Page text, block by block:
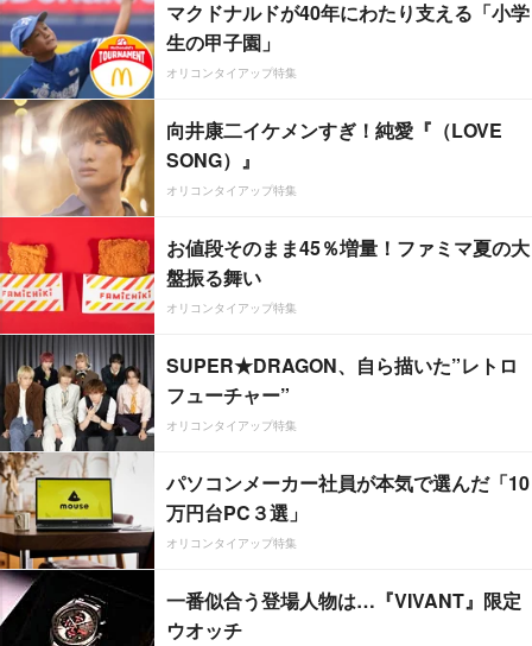
マクドナルドが40年にわたり支える「小学
生の甲子園」
オリコンタイアップ特集
向井康二イケメンすぎ！純愛『（LOVE
SONG）』
オリコンタイアップ特集
お値段そのまま45％増量！ファミマ夏の大
盤振る舞い
オリコンタイアップ特集
SUPER★DRAGON、自ら描いた”レトロ
フューチャー”
オリコンタイアップ特集
パソコンメーカー社員が本気で選んだ「10
万円台PC３選」
オリコンタイアップ特集
一番似合う登場人物は…『VIVANT』限定
ウオッチ